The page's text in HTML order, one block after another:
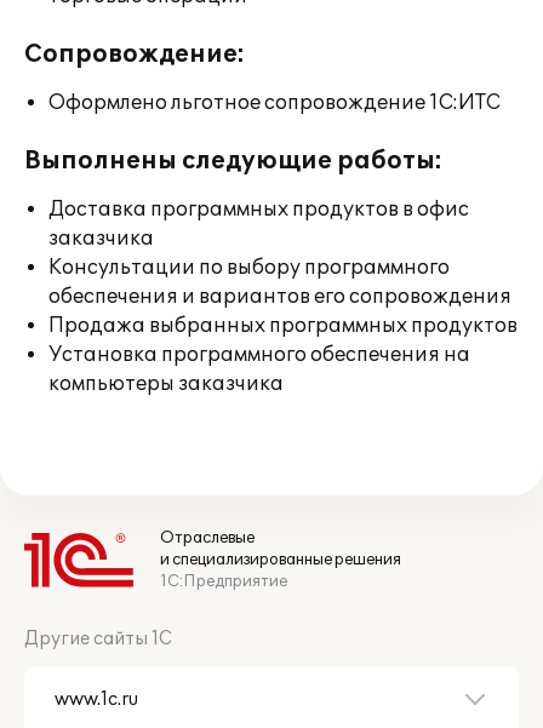
Сопровождение:
Оформлено льготное сопровождение 1С:ИТС
Выполнены следующие работы:
Доставка программных продуктов в офис
заказчика
Консультации по выбору программного
обеспечения и вариантов его сопровождения
Продажа выбранных программных продуктов
Установка программного обеспечения на
компьютеры заказчика
Отраслевые
и специализированные решения
1С:Предприятие
Другие сайты 1С